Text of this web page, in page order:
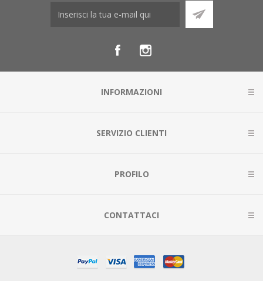
INFORMAZIONI
SERVIZIO CLIENTI
PROFILO
CONTATTACI